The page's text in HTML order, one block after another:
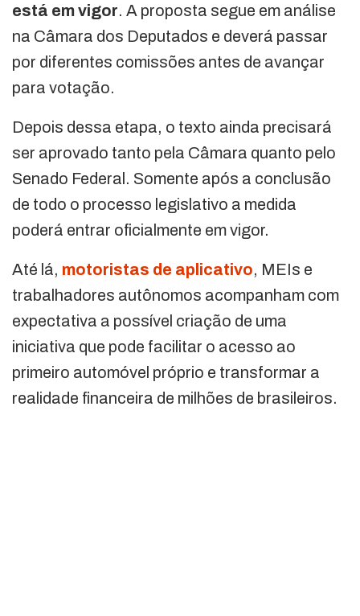
está em vigor. A proposta segue em análise
na Câmara dos Deputados e deverá passar
por diferentes comissões antes de avançar
para votação.
Depois dessa etapa, o texto ainda precisará
ser aprovado tanto pela Câmara quanto pelo
Senado Federal. Somente após a conclusão
de todo o processo legislativo a medida
poderá entrar oficialmente em vigor.
Até lá, motoristas de aplicativo, MEIs e
trabalhadores autônomos acompanham com
expectativa a possível criação de uma
iniciativa que pode facilitar o acesso ao
primeiro automóvel próprio e transformar a
realidade financeira de milhões de brasileiros.